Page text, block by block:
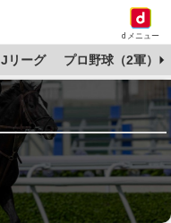
dメニュー
Jリーグ プロ野球（2軍）